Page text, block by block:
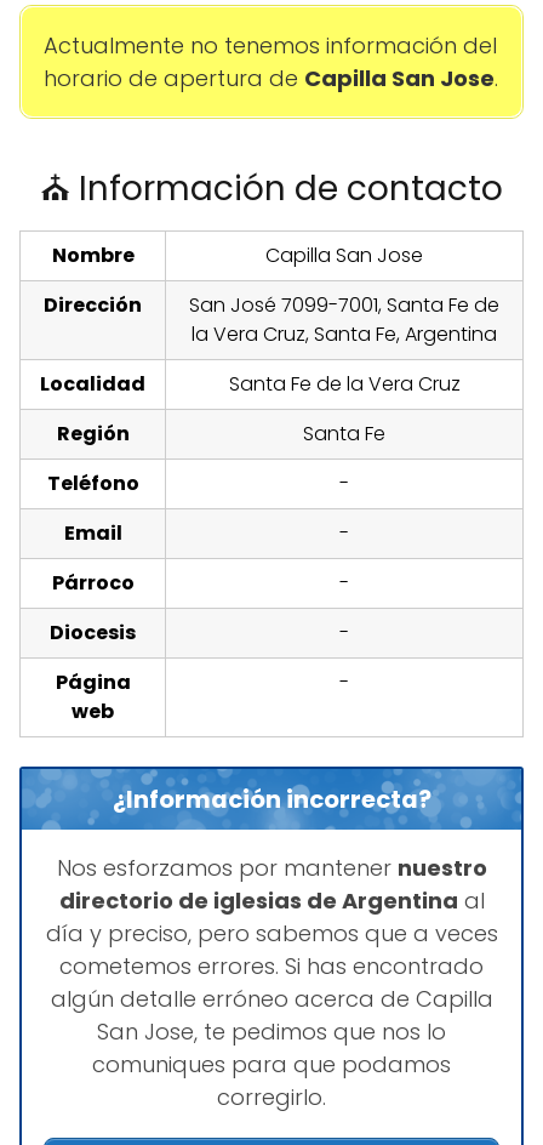
Actualmente no tenemos información del
horario de apertura de Capilla San Jose.
⛪ Información de contacto
Nombre
Capilla San Jose
Dirección
San José 7099-7001, Santa Fe de
la Vera Cruz, Santa Fe, Argentina
Localidad
Santa Fe de la Vera Cruz
Región
Santa Fe
Teléfono
-
Email
-
Párroco
-
Diocesis
-
Página
web
-
¿Información incorrecta?
Nos esforzamos por mantener nuestro
directorio de iglesias de Argentina al
día y preciso, pero sabemos que a veces
cometemos errores. Si has encontrado
algún detalle erróneo acerca de Capilla
San Jose, te pedimos que nos lo
comuniques para que podamos
corregirlo.